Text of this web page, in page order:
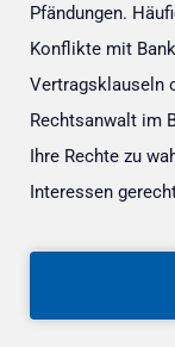
Pfändungen.
Konflikte mit
Vertragsklauseln
Rechtsanwalt im
Ihre Rechte zu
Interessen